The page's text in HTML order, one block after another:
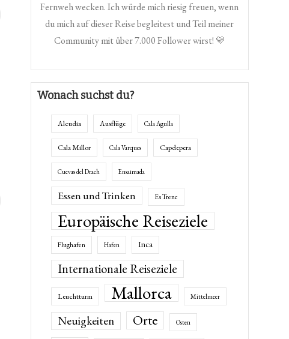
Fernweh wecken. Ich würde mich riesig freuen, wenn
du mich auf dieser Reise begleitest und Teil meiner
Community mit über 7.000 Follower wirst! 💛
Wonach suchst du?
Alcudia Ausflüge Cala Agulla
Cala Millor Cala Varques Capdepera
Cuevas del Drach Ensaimada
Essen und Trinken Es Trenc
Europäische Reiseziele
Flughafen Hafen Inca
Internationale Reiseziele
Leuchtturm Mallorca Mittelmeer
Neuigkeiten Orte Osten